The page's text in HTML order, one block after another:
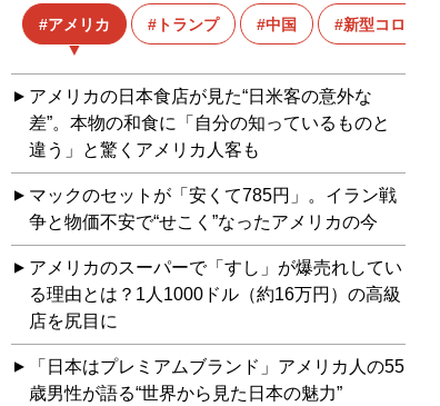
アメリカ トランプ 中国 新型コロナ
アメリカの日本食店が見た“日米客の意外な
差”。本物の和食に「自分の知っているものと
違う」と驚くアメリカ人客も
マックのセットが「安くて785円」。イラン戦
争と物価不安で“せこく”なったアメリカの今
アメリカのスーパーで「すし」が爆売れしてい
る理由とは？1人1000ドル（約16万円）の高級
店を尻目に
「日本はプレミアムブランド」アメリカ人の55
歳男性が語る“世界から見た日本の魅力”